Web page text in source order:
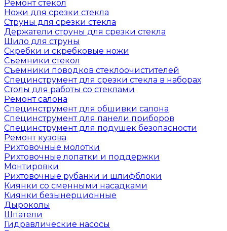
Ремонт стекол
Ножи для срезки стекла
Струны для срезки стекла
Держатели струны для срезки стекла
Шило для струны
Скребки и скребковые ножи
Съемники стекол
Съемники поводков стеклоочистителей
Специнструмент для срезки стекла в наборах
Столы для работы со стеклами
Ремонт салона
Специнструмент для обшивки салона
Специнструмент для панели приборов
Специнструмент для подушек безопасности
Ремонт кузова
Рихтовочные молотки
Рихтовочные лопатки и поддержки
Монтировки
Рихтовочные рубанки и шлифблоки
Киянки со сменными насадками
Киянки безынерционные
Дыроколы
Шпатели
Гидравлические насосы